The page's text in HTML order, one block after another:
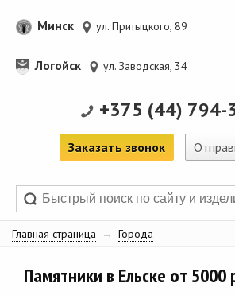
Минск ул. Притыцкого, 89
Логойск ул. Заводская, 34
+375 (44) 794-
Заказать звонок
Главная страница → Города
Памятники в Ельске от 5000